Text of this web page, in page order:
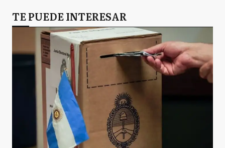
TE PUEDE INTERESAR